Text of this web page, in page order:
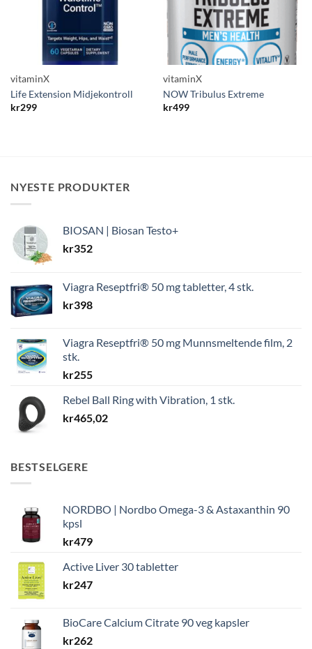
vitaminX
Life Extension Midjekontroll
kr299
vitaminX
NOW Tribulus Extreme
kr499
NYESTE PRODUKTER
BIOSAN | Biosan Testo+
kr352
Viagra Reseptfri® 50 mg tabletter, 4 stk.
kr398
Viagra Reseptfri® 50 mg Munnsmeltende film, 2
stk.
kr255
Rebel Ball Ring with Vibration, 1 stk.
kr465,02
BESTSELGERE
NORDBO | Nordbo Omega-3 & Astaxanthin 90
kpsl
kr479
Active Liver 30 tabletter
kr247
BioCare Calcium Citrate 90 veg kapsler
kr262